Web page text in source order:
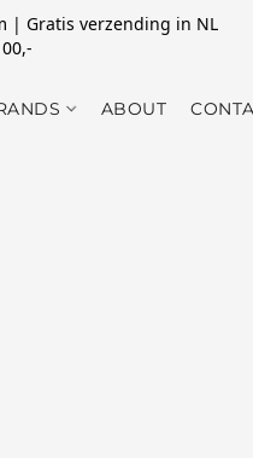
| Gratis verzending in NL
ABOUT